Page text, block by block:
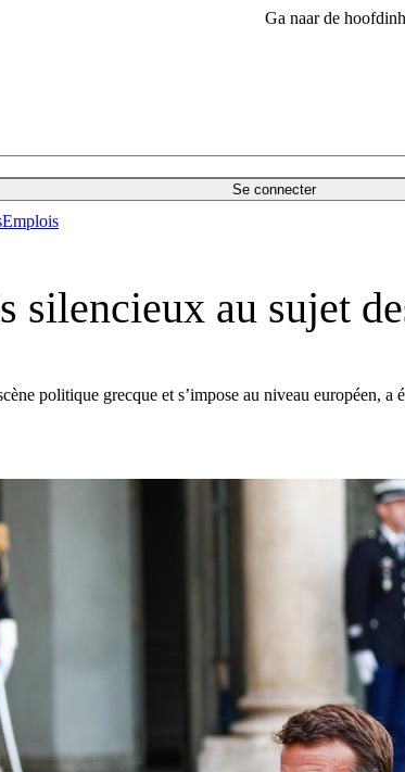
Ga naar de
Se connecter
Emplois
au sujet
politique grecque et s’impose au niveau européen,